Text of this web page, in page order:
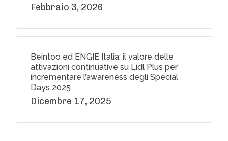
Febbraio 3, 2026
Beintoo ed ENGIE Italia: il valore delle
attivazioni continuative su Lidl Plus per
incrementare l’awareness degli Special
Days 2025
Dicembre 17, 2025